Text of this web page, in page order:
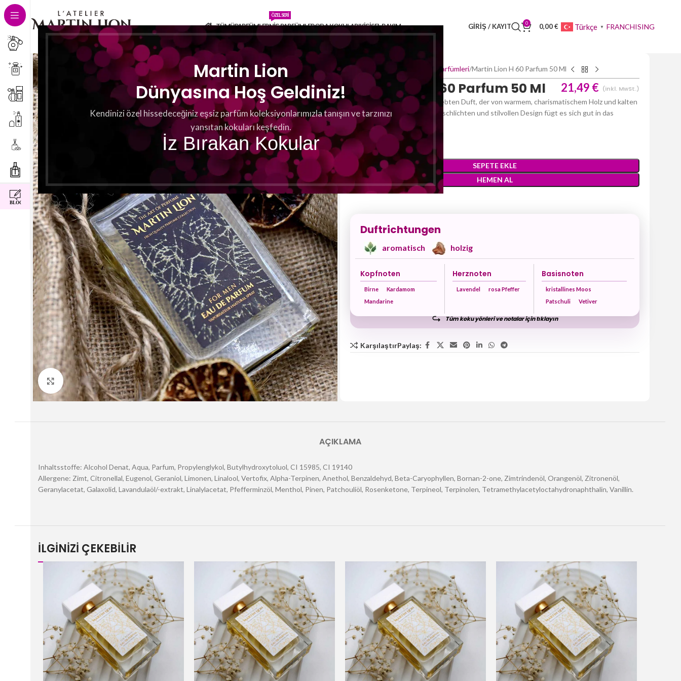
Martin Lion
Dünyasına Hoş Geldiniz!
Kendinizi özel hissedeceğiniz eşsiz parfüm koleksiyonlarımızla tanışın ve tarzınızı
yansıtan kokuları keşfedin.
İz Bırakan Kokular
instagram
facebook
twitter
youtube
TÜMÜPARFÜMLERNIŞ PARFÜMLER
ÖZEL SERI
ODA KOKULARIKIŞISEL BAKIM GIRIŞ / KAYIT 0 0,00€ Türkçe ▼ FRANCHISING
Büyütmek için tıklayın
Erkek Parfümleri Martin Lion H 60 Parfum 50 Ml
Martin Lion H 60 Parfum 50 Ml 21,49 € (inkl. MwSt.)
Dieses Parfüm hat einen beliebten Duft, der von warmem, charismatischem Holz und kalten
Gewürzen kommt. Mit einem schlichten und stilvollen Design fügt es sich gut in das
Badezimmer ein.
SEPETE EKLE
HEMEN AL
Duftrichtungen
aromatisch holzig
Kopfnoten
Birne
Kardamom
Mandarine
Herznoten
Lavendel rosa Pfeffer
Basisnoten
kristallines Moos
Patschuli
Vetiver
Tüm koku yönleri ve notalar için tıklayın
KarşılaştırPaylaş:
AÇIKLAMA
Inhaltsstoffe: Alcohol Denat, Aqua, Parfum, Propylenglykol, Butylhydroxytoluol, CI 15985, CI 19140
Allergene: Zimt, Citronellal, Eugenol, Geraniol, Limonen, Linalool, Vertofix, Alpha-Terpinen, Anethol, Benzaldehyd, Beta-Caryophyllen, Bornan-2-one, Zimtrindenöl, Orangenöl, Zitronenöl,
Geranylacetat, Galaxolid, Lavandulaöl/-extrakt, Linalylacetat, Pfefferminzöl, Menthol, Pinen, Patchouliöl, Rosenketone, Terpineol, Terpinolen, Tetramethylacetyloctahydronaphthalin, Vanillin.
İLGİNİZİ ÇEKEBİLİR